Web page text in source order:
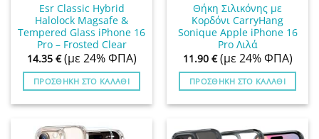
Esr Classic Hybrid
Halolock Magsafe &
Tempered Glass iPhone 16
Pro – Frosted Clear
14.35 € (με 24% ΦΠΑ)
ΠΡΟΣΘΉΚΗ ΣΤΟ ΚΑΛΆΘΙ
Θήκη Σιλικόνης με
Κορδόνι CarryHang
Sonique Apple iPhone 16
Pro Λιλά
11.90 € (με 24% ΦΠΑ)
ΠΡΟΣΘΉΚΗ ΣΤΟ ΚΑΛΆΘΙ